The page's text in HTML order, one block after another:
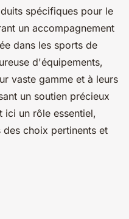
spécifiques pour le
un accompagnement
dans les sports de
d'équipements,
vaste gamme et à leurs
un soutien précieux
ici un rôle essentiel,
choix pertinents et